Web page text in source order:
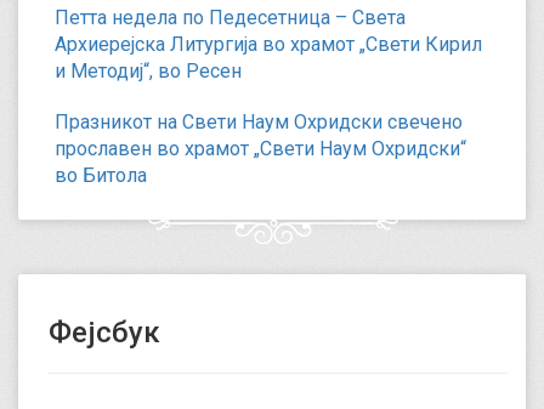
Петта недела по Педесетница – Света
Архиерејска Литургија во храмот „Свети Кирил
и Методиј“, во Ресен
Празникот на Свети Наум Охридски свечено
прославен во храмот „Свети Наум Охридски“
во Битола
Фејсбук